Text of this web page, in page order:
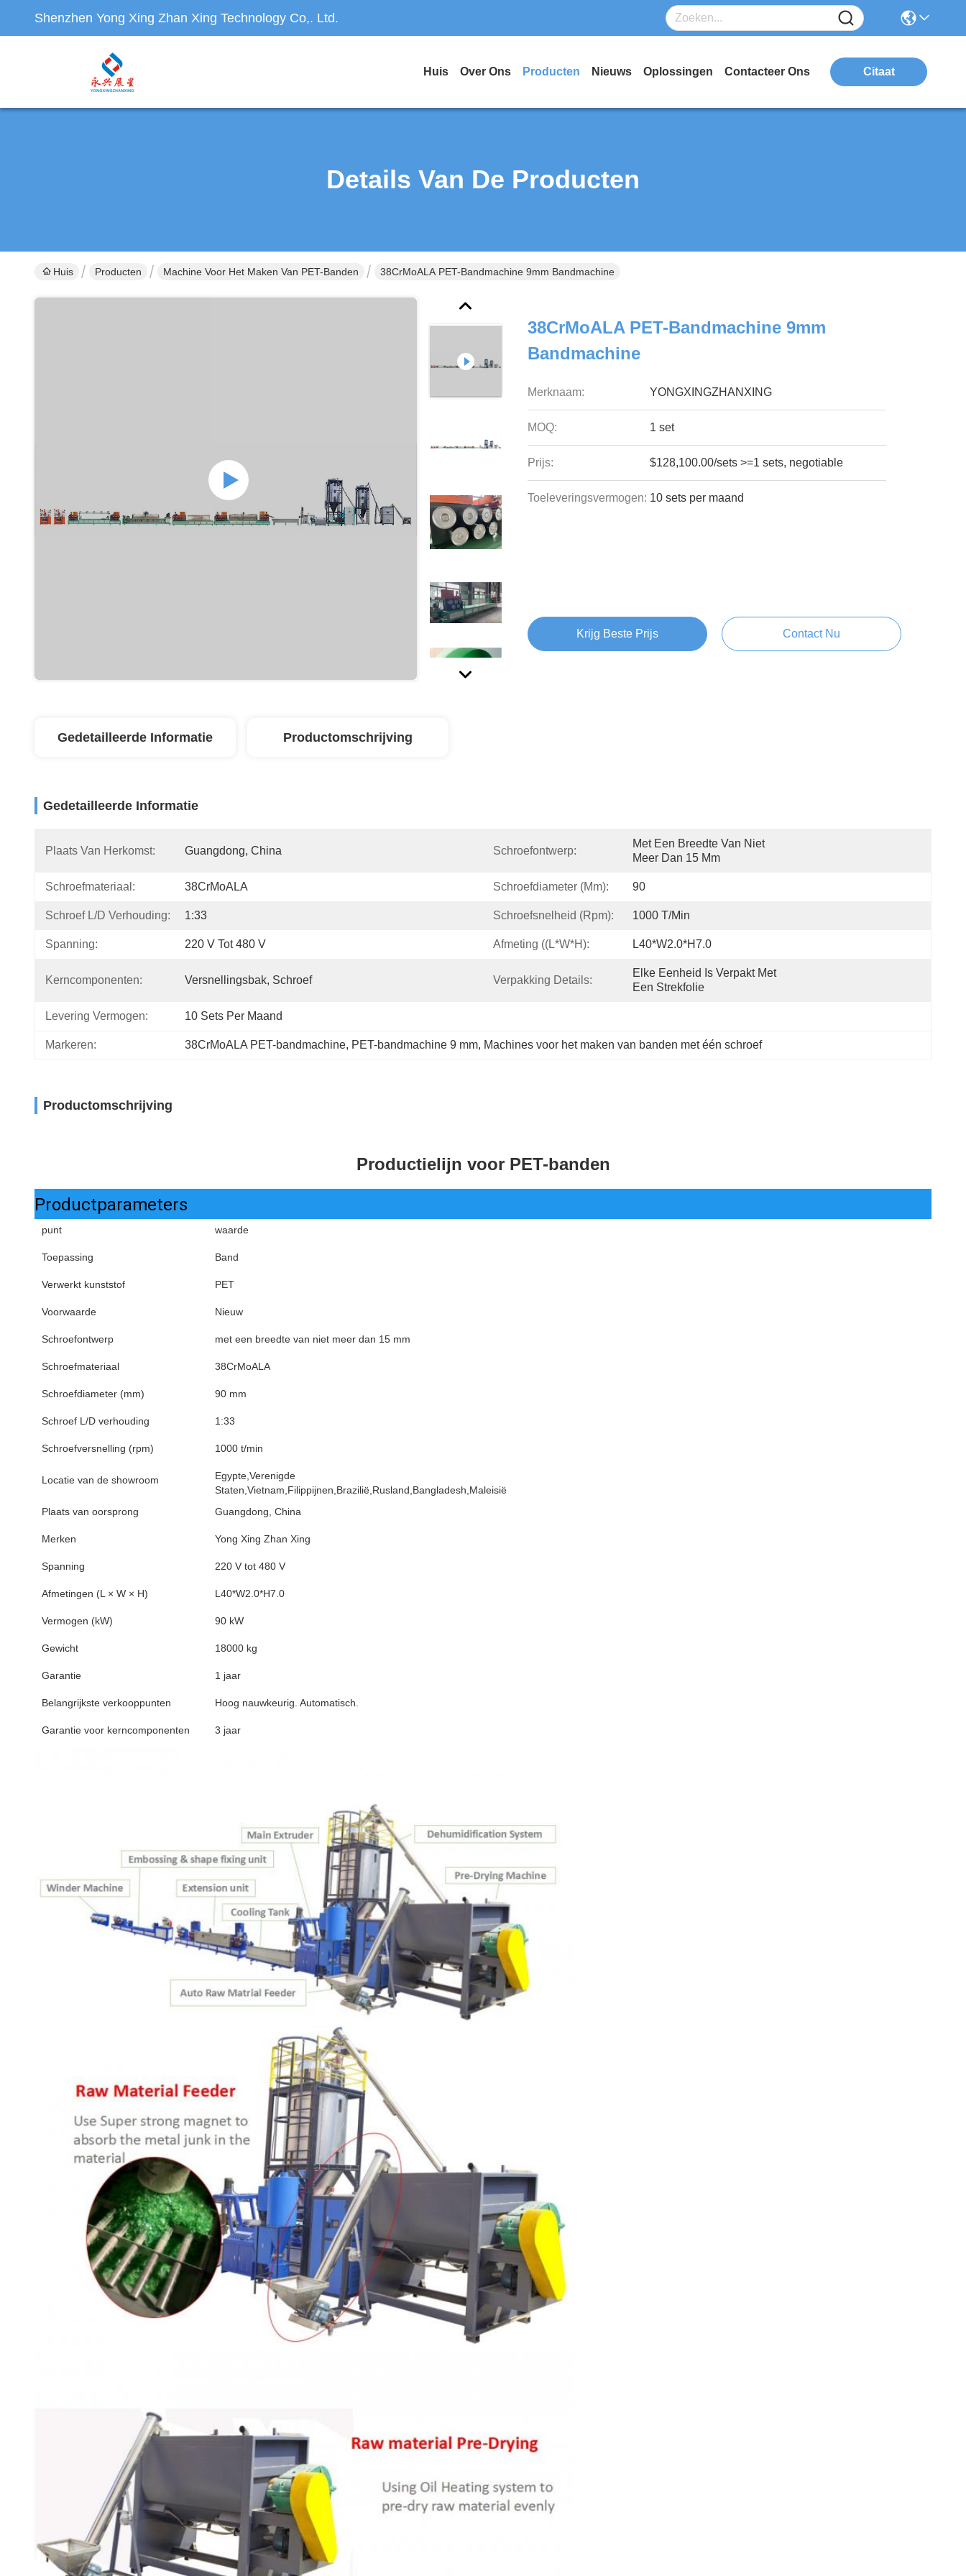
Shenzhen Yong Xing Zhan Xing Technology Co,. Ltd.
Huis Over Ons Producten Nieuws Oplossingen Contacteer Ons Citaat
Details Van De Producten
Huis Producten Machine Voor Het Maken Van PET-Banden 38CrMoALA PET-Bandmachine 9mm Bandmachine
38CrMoALA PET-Bandmachine 9mm
Bandmachine
Merknaam: YONGXINGZHANXING
MOQ: 1 set
Prijs: $128,100.00/sets >=1 sets, negotiable
Toeleveringsvermogen: 10 sets per maand
Krijg Beste Prijs Contact Nu
Gedetailleerde Informatie Productomschrijving
Gedetailleerde Informatie
Plaats Van Herkomst: Guangdong, China Schroefontwerp:
Met Een Breedte Van Niet
Meer Dan 15 Mm
Schroefmateriaal: 38CrMoALA Schroefdiameter (mm): 90
Schroef L/D Verhouding: 1:33 Schroefsnelheid (rpm): 1000 T/min
Spanning: 220 V Tot 480 V Afmeting ((L*W*H): L40*W2.0*H7.0
Kerncomponenten: Versnellingsbak, Schroef Verpakking Details:
Elke Eenheid Is Verpakt Met
Een Strekfolie
Levering Vermogen: 10 Sets Per Maand
Markeren: 38CrMoALA PET-bandmachine, PET-bandmachine 9 mm, Machines voor het maken van banden met één schroef
Productomschrijving
Productielijn voor PET-banden
Productparameters
punt waarde
Toepassing Band
Verwerkt kunststof PET
Voorwaarde Nieuw
Schroefontwerp met een breedte van niet meer dan 15 mm
Schroefmateriaal 38CrMoALA
Schroefdiameter (mm) 90 mm
Schroef L/D verhouding 1:33
Schroefversnelling (rpm) 1000 t/min
Locatie van de showroom
Egypte,Verenigde
Staten,Vietnam,Filippijnen,Brazilië,Rusland,Bangladesh,Maleisië
Plaats van oorsprong
Guangdong, China
Merken Yong Xing Zhan Xing
Spanning 220 V tot 480 V
Afmetingen (L × W × H) L40*W2.0*H7.0
Vermogen (kW) 90 kW
Gewicht 18000 kg
Garantie 1 jaar
Belangrijkste verkooppunten Hoog nauwkeurig. Automatisch.
Garantie voor kerncomponenten 3 jaar